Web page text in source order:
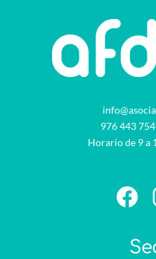
976 443 754
Horario de 9 a